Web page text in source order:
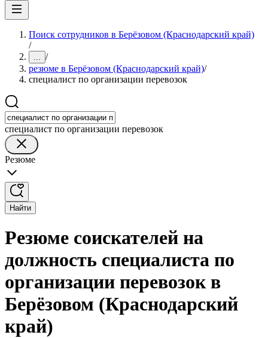
Поиск сотрудников в Берёзовом (Краснодарский край)
/
... /
резюме в Берёзовом (Краснодарский край)/
специалист по организации перевозок
специалист по организации перевозок
Резюме
Найти
Резюме соискателей на
должность специалиста по
организации перевозок в
Берёзовом (Краснодарский
край)